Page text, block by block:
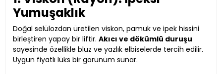
Yumuşaklık
Doğal selülozdan üretilen viskon, pamuk ve ipek hissini
birleştiren yapay bir liftir. Akıcı ve dökümlü duruşu
sayesinde özellikle bluz ve yazlık elbiselerde tercih edilir.
Uygun fiyatlı lüks bir görünüm sunar.